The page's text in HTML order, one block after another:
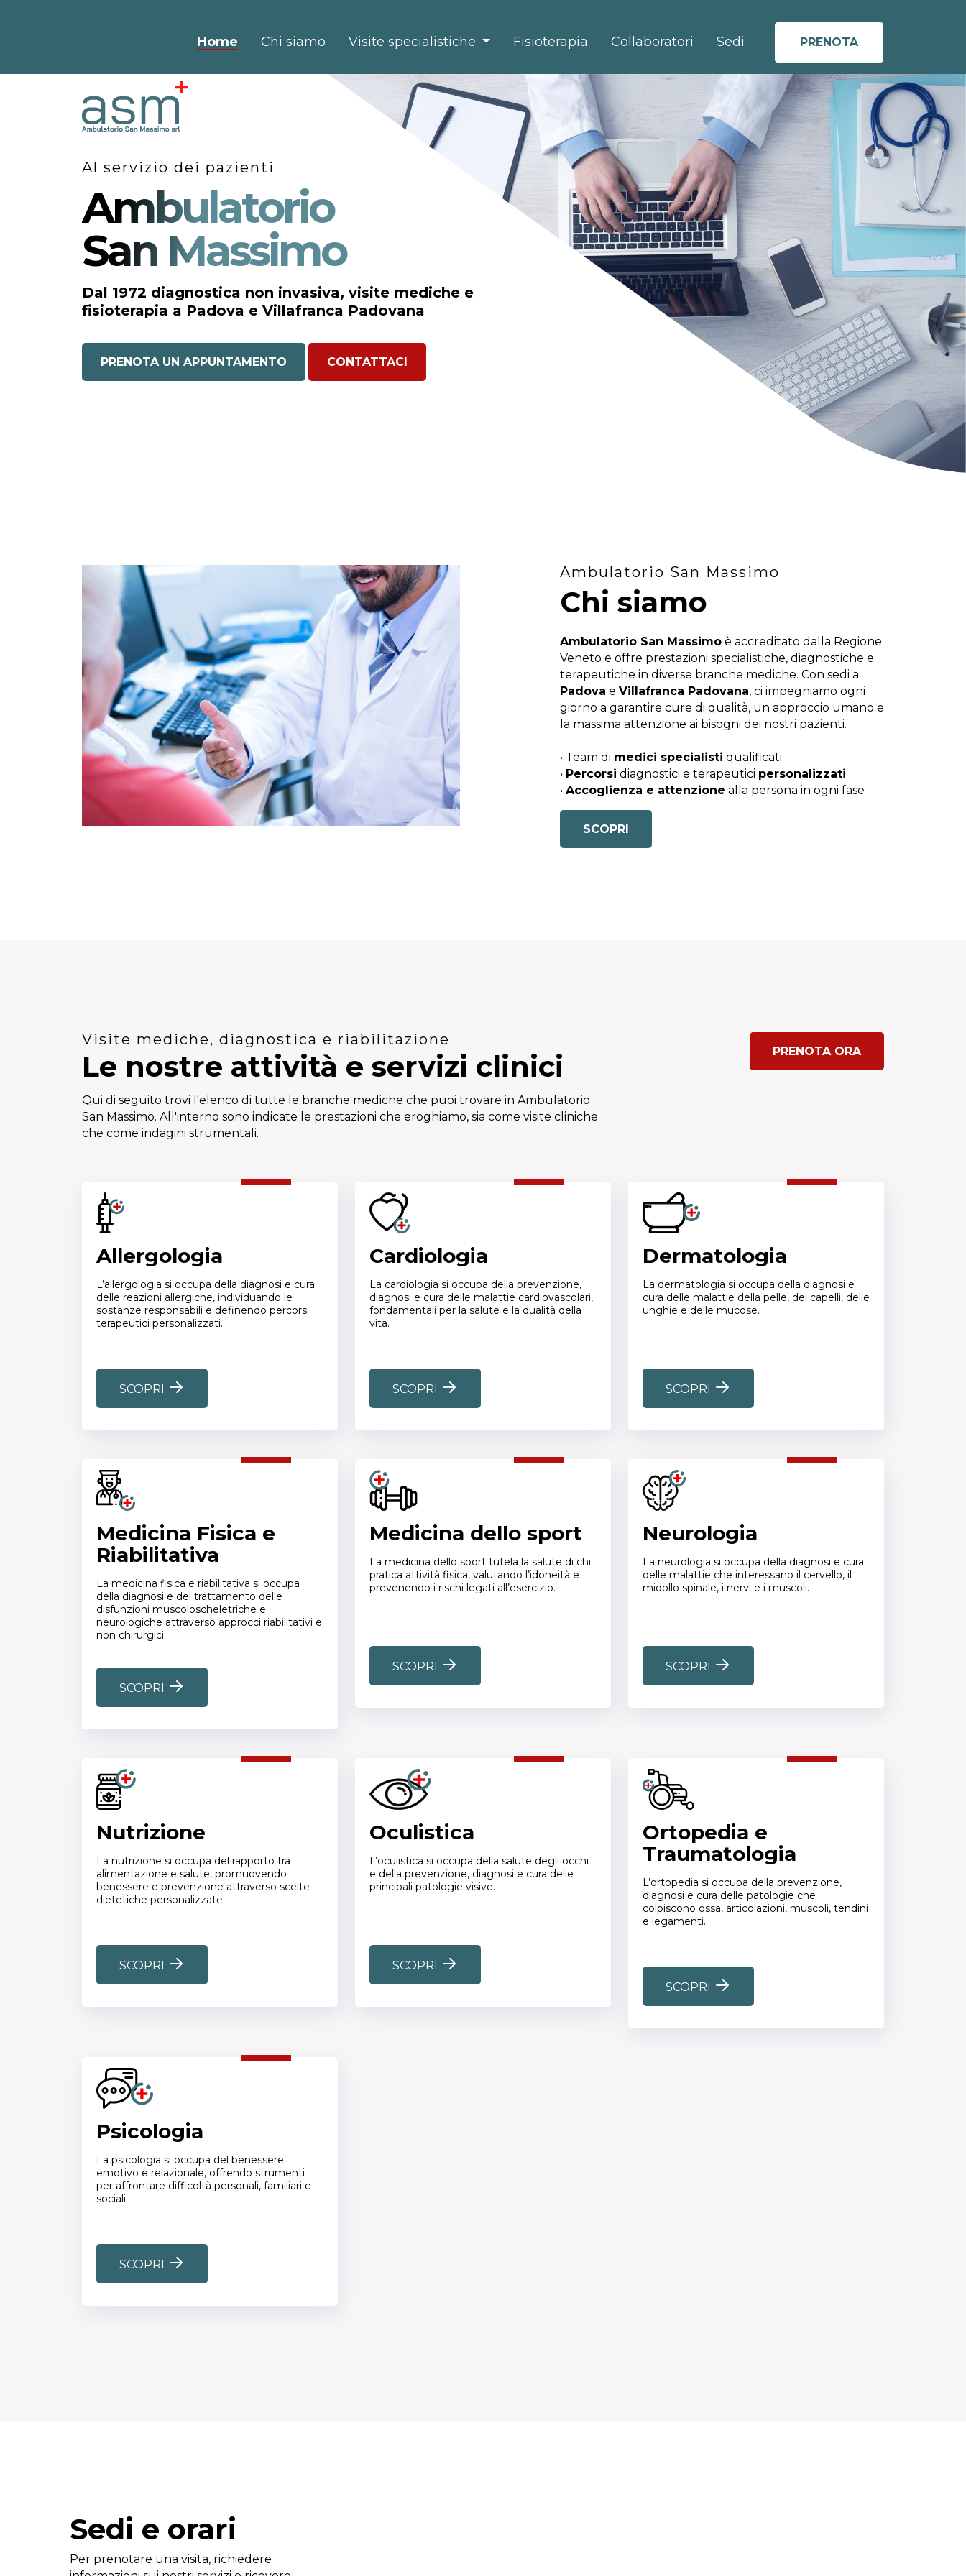
Home Chi siamo Visite specialistiche Fisioterapia Collaboratori Sedi PRENOTA
Al servizio dei pazienti
Ambulatorio
San Massimo
Dal 1972 diagnostica non invasiva, visite mediche e
fisioterapia a Padova e Villafranca Padovana
PRENOTA UN APPUNTAMENTO CONTATTACI
Ambulatorio San Massimo
Chi siamo
Ambulatorio San Massimo è accreditato dalla Regione
Veneto e offre prestazioni specialistiche, diagnostiche e
terapeutiche in diverse branche mediche. Con sedi a
Padova e Villafranca Padovana, ci impegniamo ogni
giorno a garantire cure di qualità, un approccio umano e
la massima attenzione ai bisogni dei nostri pazienti.
• Team di medici specialisti qualificati
• Percorsi diagnostici e terapeutici personalizzati
• Accoglienza e attenzione alla persona in ogni fase
SCOPRI
Visite mediche, diagnostica e riabilitazione
Le nostre attività e servizi clinici
Qui di seguito trovi l'elenco di tutte le branche mediche che puoi trovare in Ambulatorio
San Massimo. All'interno sono indicate le prestazioni che eroghiamo, sia come visite cliniche
che come indagini strumentali.
PRENOTA ORA
Allergologia
L’allergologia si occupa della diagnosi e cura
delle reazioni allergiche, individuando le
sostanze responsabili e definendo percorsi
terapeutici personalizzati.
SCOPRI
Cardiologia
La cardiologia si occupa della prevenzione,
diagnosi e cura delle malattie cardiovascolari,
fondamentali per la salute e la qualità della
vita.
SCOPRI
Dermatologia
La dermatologia si occupa della diagnosi e
cura delle malattie della pelle, dei capelli, delle
unghie e delle mucose.
SCOPRI
Medicina Fisica e
Riabilitativa
La medicina fisica e riabilitativa si occupa
della diagnosi e del trattamento delle
disfunzioni muscoloscheletriche e
neurologiche attraverso approcci riabilitativi e
non chirurgici.
SCOPRI
Medicina dello sport
La medicina dello sport tutela la salute di chi
pratica attività fisica, valutando l’idoneità e
prevenendo i rischi legati all’esercizio.
SCOPRI
Neurologia
La neurologia si occupa della diagnosi e cura
delle malattie che interessano il cervello, il
midollo spinale, i nervi e i muscoli.
SCOPRI
Nutrizione
La nutrizione si occupa del rapporto tra
alimentazione e salute, promuovendo
benessere e prevenzione attraverso scelte
dietetiche personalizzate.
SCOPRI
Oculistica
L’oculistica si occupa della salute degli occhi
e della prevenzione, diagnosi e cura delle
principali patologie visive.
SCOPRI
Ortopedia e
Traumatologia
L’ortopedia si occupa della prevenzione,
diagnosi e cura delle patologie che
colpiscono ossa, articolazioni, muscoli, tendini
e legamenti.
SCOPRI
Psicologia
La psicologia si occupa del benessere
emotivo e relazionale, offrendo strumenti
per affrontare difficoltà personali, familiari e
sociali.
SCOPRI
Sedi e orari
Per prenotare una visita, richiedere